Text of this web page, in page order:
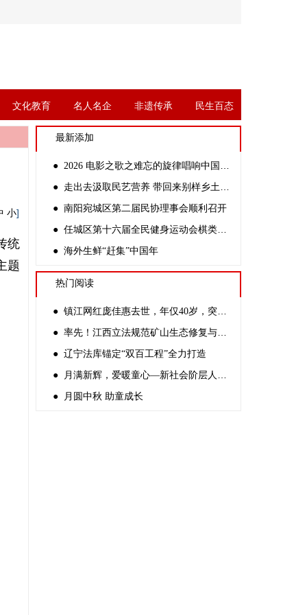
文化教育 名人名企 非遗传承 民生百态
小]
统
题
最新添加
● 南阳宛城区第二届民协理事会顺利召开
● 海外生鲜“赶集”中国年
热门阅读
● 辽宁法库锚定“双百工程”全力打造
● 月圆中秋 助童成长